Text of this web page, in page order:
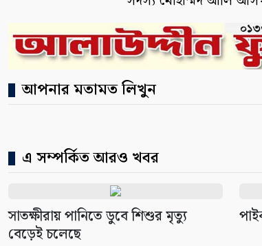
আপনার মতামত লিখুন
এ সম্পর্কিত আরও খবর
সাতক্ষীরায় পানিতে ডুবে শিশুর মৃত্যু
বেড়েই চলেছে